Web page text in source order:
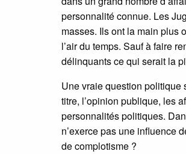
personnalité connue. Les
masses. Ils ont la main plus
l’air du temps. Sauf à faire
délinquants ce qui serait la
Une vraie question politique
titre, l’opinion publique, les
personnalités politiques.
n’exerce pas une influence
de complotisme ?